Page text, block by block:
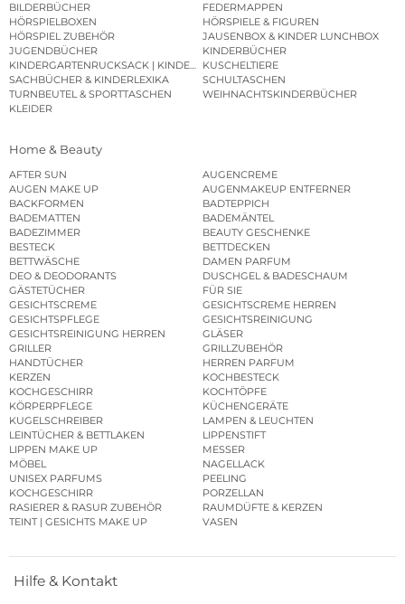
BILDERBÜCHER
FEDERMAPPEN
HÖRSPIELBOXEN
HÖRSPIELE & FIGUREN
HÖRSPIEL ZUBEHÖR
JAUSENBOX & KINDER LUNCHBOX
JUGENDBÜCHER
KINDERBÜCHER
KINDERGARTENRUCKSACK | KINDERGARTENBEUTEL
KUSCHELTIERE
SACHBÜCHER & KINDERLEXIKA
SCHULTASCHEN
TURNBEUTEL & SPORTTASCHEN
WEIHNACHTSKINDERBÜCHER
KLEIDER
Home & Beauty
AFTER SUN
AUGENCREME
AUGEN MAKE UP
AUGENMAKEUP ENTFERNER
BACKFORMEN
BADTEPPICH
BADEMATTEN
BADEMÄNTEL
BADEZIMMER
BEAUTY GESCHENKE
BESTECK
BETTDECKEN
BETTWÄSCHE
DAMEN PARFUM
DEO & DEODORANTS
DUSCHGEL & BADESCHAUM
GÄSTETÜCHER
FÜR SIE
GESICHTSCREME
GESICHTSCREME HERREN
GESICHTSPFLEGE
GESICHTSREINIGUNG
GESICHTSREINIGUNG HERREN
GLÄSER
GRILLER
GRILLZUBEHÖR
HANDTÜCHER
HERREN PARFUM
KERZEN
KOCHBESTECK
KOCHGESCHIRR
KOCHTÖPFE
KÖRPERPFLEGE
KÜCHENGERÄTE
KUGELSCHREIBER
LAMPEN & LEUCHTEN
LEINTÜCHER & BETTLAKEN
LIPPENSTIFT
LIPPEN MAKE UP
MESSER
MÖBEL
NAGELLACK
UNISEX PARFUMS
PEELING
KOCHGESCHIRR
PORZELLAN
RASIERER & RASUR ZUBEHÖR
RAUMDÜFTE & KERZEN
TEINT | GESICHTS MAKE UP
VASEN
Hilfe & Kontakt